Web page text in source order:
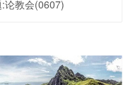
:论教会(0607)